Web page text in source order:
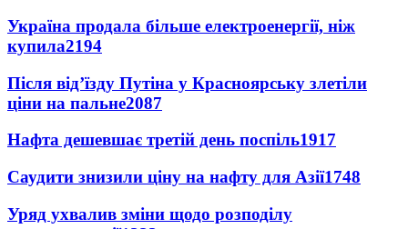
Україна продала більше електроенергії, ніж
купила2194
Після від’їзду Путіна у Красноярську злетіли
ціни на пальне2087
Нафта дешевшає третій день поспіль1917
Саудити знизили ціну на нафту для Азії1748
Уряд ухвалив зміни щодо розподілу